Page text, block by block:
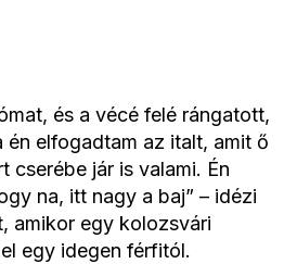
és a vécé felé rángatott,
én elfogadtam az italt, amit ő
cserébe jár is valami. Én
na, itt nagy a baj” – idézi
amikor egy kolozsvári
egy idegen férfitól.